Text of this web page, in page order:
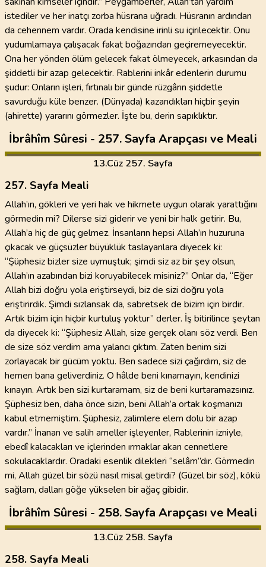
istediler ve her inatçı zorba hüsrana uğradı. Hüsranın ardından
da cehennem vardır. Orada kendisine irinli su içirilecektir. Onu
yudumlamaya çalışacak fakat boğazından geçiremeyecektir.
Ona her yönden ölüm gelecek fakat ölmeyecek, arkasından da
şiddetli bir azap gelecektir. Rablerini inkâr edenlerin durumu
şudur: Onların işleri, fırtınalı bir günde rüzgârın şiddetle
savurduğu küle benzer. (Dünyada) kazandıkları hiçbir şeyin
(ahirette) yararını görmezler. İşte bu, derin sapıklıktır.
İbrâhîm Sûresi - 257. Sayfa Arapçası ve Meali
13.Cüz 257. Sayfa
257. Sayfa Meali
Allah’ın, gökleri ve yeri hak ve hikmete uygun olarak yarattığını
görmedin mi? Dilerse sizi giderir ve yeni bir halk getirir. Bu,
Allah’a hiç de güç gelmez. İnsanların hepsi Allah’ın huzuruna
çıkacak ve güçsüzler büyüklük taslayanlara diyecek ki:
“Şüphesiz bizler size uymuştuk; şimdi siz az bir şey olsun,
Allah’ın azabından bizi koruyabilecek misiniz?” Onlar da, “Eğer
Allah bizi doğru yola eriştirseydi, biz de sizi doğru yola
eriştirirdik. Şimdi sızlansak da, sabretsek de bizim için birdir.
Artık bizim için hiçbir kurtuluş yoktur” derler. İş bitirilince şeytan
da diyecek ki: “Şüphesiz Allah, size gerçek olanı söz verdi. Ben
de size söz verdim ama yalancı çıktım. Zaten benim sizi
zorlayacak bir gücüm yoktu. Ben sadece sizi çağırdım, siz de
hemen bana geliverdiniz. O hâlde beni kınamayın, kendinizi
kınayın. Artık ben sizi kurtaramam, siz de beni kurtaramazsınız.
Şüphesiz ben, daha önce sizin, beni Allah’a ortak koşmanızı
kabul etmemiştim. Şüphesiz, zalimlere elem dolu bir azap
vardır.” İnanan ve salih ameller işleyenler, Rablerinin izniyle,
ebedî kalacakları ve içlerinden ırmaklar akan cennetlere
sokulacaklardır. Oradaki esenlik dilekleri “selâm”dır. Görmedin
mi, Allah güzel bir sözü nasıl misal getirdi? (Güzel bir söz), kökü
sağlam, dalları göğe yükselen bir ağaç gibidir.
İbrâhîm Sûresi - 258. Sayfa Arapçası ve Meali
13.Cüz 258. Sayfa
258. Sayfa Meali